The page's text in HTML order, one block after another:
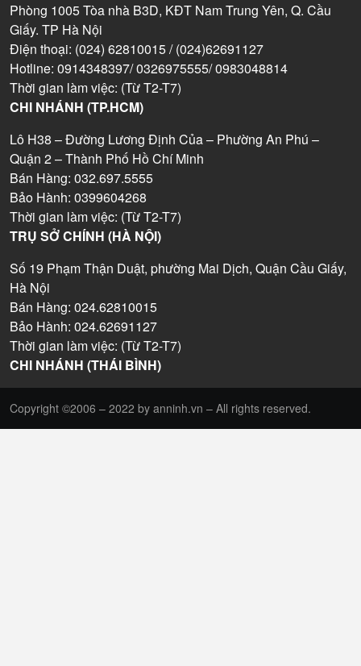
Phòng 1005 Tòa nhà B3D, KĐT Nam Trung Yên, Q. Cầu
Giấy. TP Hà Nội
Điện thoại: (024) 62810015 / (024)62691127
Hotline: 0914348397/ 0326975555/ 0983048814
Thời gian làm việc: (Từ T2-T7)
CHI NHÁNH (TP.HCM)
Lô H38 – Đường Lương Định Của – Phường An Phú –
Quận 2 – Thành Phố Hồ Chí Minh
Bán Hàng: 032.697.5555
Bảo Hành: 0399604268
Thời gian làm việc: (Từ T2-T7)
TRỤ SỞ CHÍNH (HÀ NỘI)
Số 19 Phạm Thận Duật, phường Mai Dịch, Quận Cầu Giấy,
Hà Nội
Bán Hàng: 024.62810015
Bảo Hành: 024.62691127
Thời gian làm việc: (Từ T2-T7)
CHI NHÁNH (THÁI BÌNH)
Copyright ©2006 – 2022 by anninh.vn – All rights reserved.